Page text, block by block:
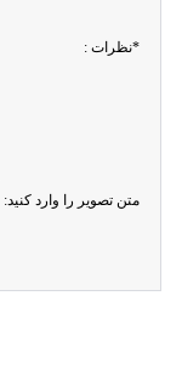
*نظرات :
متن تصویر را وارد کنید: